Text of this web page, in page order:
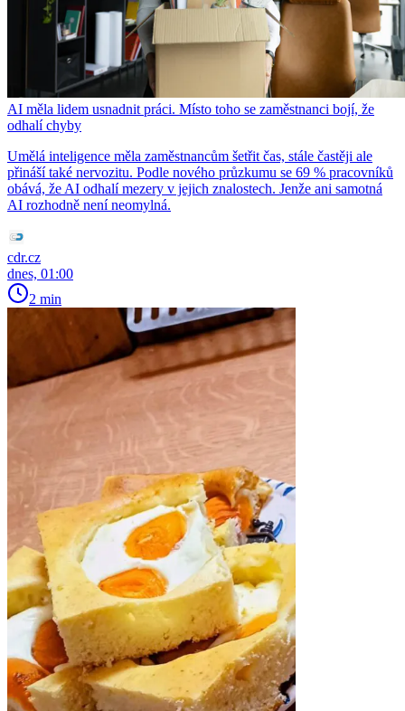
AI měla lidem usnadnit práci. Místo toho se zaměstnanci bojí, že
odhalí chyby
Umělá inteligence měla zaměstnancům šetřit čas, stále častěji ale
přináší také nervozitu. Podle nového průzkumu se 69 % pracovníků
obává, že AI odhalí mezery v jejich znalostech. Jenže ani samotná
AI rozhodně není neomylná.
cdr.cz
dnes, 01:00
2 min